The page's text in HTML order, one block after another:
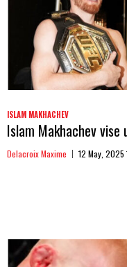
ISLAM MAKHACHEV
Islam Makhachev vise
Delacroix Maxime 12 May, 2025